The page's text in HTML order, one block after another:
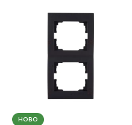
НОВО